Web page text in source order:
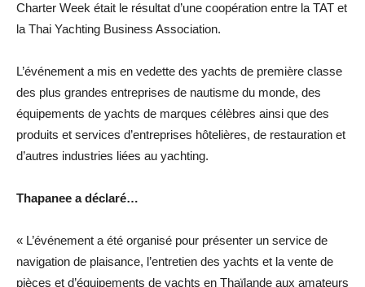
Charter Week était le résultat d’une coopération entre la TAT et
la Thai Yachting Business Association.
L’événement a mis en vedette des yachts de première classe
des plus grandes entreprises de nautisme du monde, des
équipements de yachts de marques célèbres ainsi que des
produits et services d’entreprises hôtelières, de restauration et
d’autres industries liées au yachting.
Thapanee a déclaré…
« L’événement a été organisé pour présenter un service de
navigation de plaisance, l’entretien des yachts et la vente de
pièces et d’équipements de yachts en Thaïlande aux amateurs